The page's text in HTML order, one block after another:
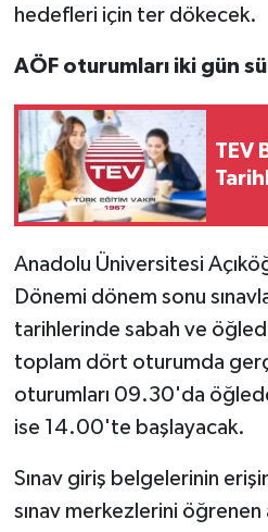
hedefleri için ter dökecek.
AÖF oturumları iki gün
TEV
Anadolu Üniversitesi
Dönemi dönem sonu
tarihlerinde sabah ve
toplam dört oturumda
oturumları 09.30'da
ise 14.00'te başlayacak.
Sınav giriş belgelerinin
sınav merkezlerini